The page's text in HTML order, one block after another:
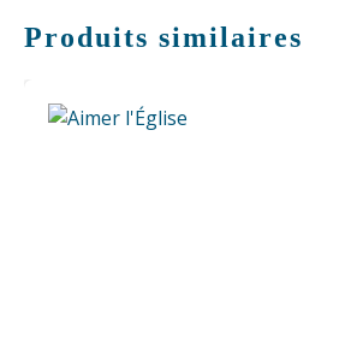
Produits similaires